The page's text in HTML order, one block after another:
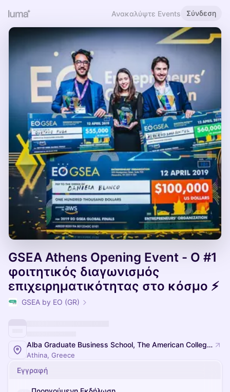
Ανακαλύψτε Events Σύνδεση
GSEA Athens Opening Event - Ο #1
φοιτητικός διαγωνισμός
επιχειρηματικότητας στο κόσμο ⚡️
GSEA by EO (GR)
Alba Graduate Business School, The American College of Greece
Athina, Greece
Εγγραφή